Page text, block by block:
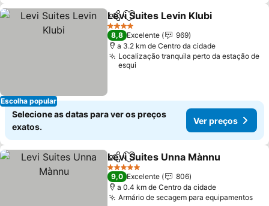
Escolha popular
PartilharAdicionar aos favoritos
Levi Suites Levin Klubi
4 Estrelas
8,8 Excelente
969
a 3.2 km de Centro da cidade
Localização tranquila perto da estação de
esqui
Selecione as datas para ver os preços
exatos.
Ver preços
PartilharAdicionar aos favoritos
Levi Suites Unna Mànnu
5 Estrelas
9,0 Excelente
806
a 0.4 km de Centro da cidade
Armário de secagem para equipamentos